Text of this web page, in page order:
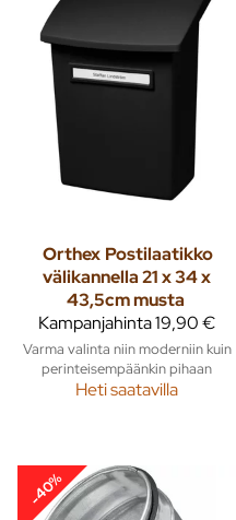
Orthex Postilaatikko
välikannella 21 x 34 x
43,5cm musta
Kampanjahinta19,90 €
Varma valinta niin moderniin kuin
perinteisempäänkin pihaan
Heti saatavilla
-40%